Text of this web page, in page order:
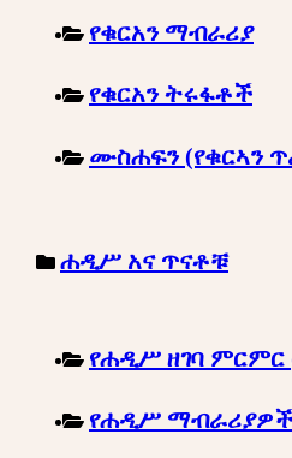
የቁርአን ማብራሪያ
የቁርአን ትሩፋቶች
ሙስሐፍን (የቁርኣን
ሐዲሥ አና ጥናቶቹ
የሐዲሥ ዘገባ
የሐዲሥ ማብራሪያዎች